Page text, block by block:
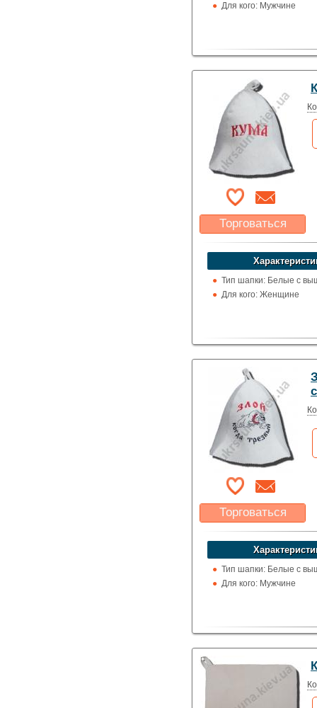
Для кого: Мужчине
Торговаться
Какая цена Вас
устроит?
Указать цену
Тип шапки: Белые с
Для кого: Женщине
Торговаться
Какая цена Вас
устроит?
Указать цену
Тип шапки: Белые с
Для кого: Мужчине